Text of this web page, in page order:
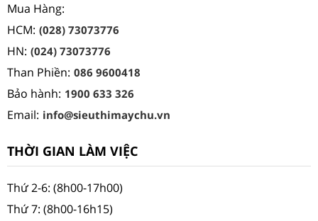
Mua Hàng:
HCM: (028) 73073776
HN: (024) 73073776
Than Phiền: 086 9600418
Bảo hành: 1900 633 326
Email: info@sieuthimaychu.vn
THỜI GIAN LÀM VIỆC
Thứ 2-6: (8h00-17h00)
Thứ 7: (8h00-16h15)